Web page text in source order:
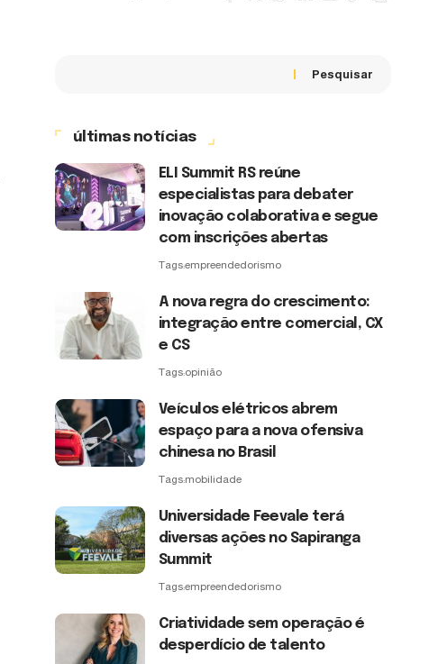
Pesquisar
últimas notícias
ELI Summit RS reúne
especialistas para debater
inovação colaborativa e segue
com inscrições abertas
Tags:empreendedorismo
A nova regra do crescimento:
integração entre comercial, CX
e CS
Tags:opinião
Veículos elétricos abrem
espaço para a nova ofensiva
chinesa no Brasil
Tags:mobilidade
Universidade Feevale terá
diversas ações no Sapiranga
Summit
Tags:empreendedorismo
Criatividade sem operação é
desperdício de talento